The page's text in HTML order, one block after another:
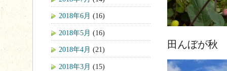
田んぼが秋
2018年6月 (16)
2018年5月 (16)
2018年4月 (21)
2018年3月 (15)